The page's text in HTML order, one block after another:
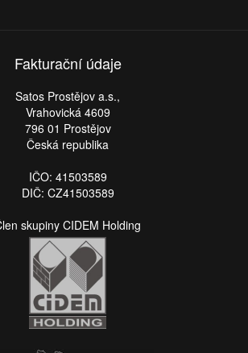
Fakturační údaje
Satos Prostějov a.s.,
Vrahovická 4609
796 01 Prostějov
Česká republika
IČO: 41503589
DIČ: CZ41503589
skupiny CIDEM Holding